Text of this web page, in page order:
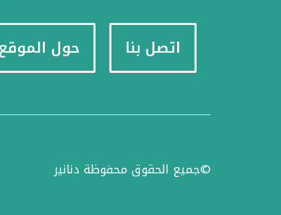
اتصل بنا حول
©جميع الحقوق محفوظة دنانير